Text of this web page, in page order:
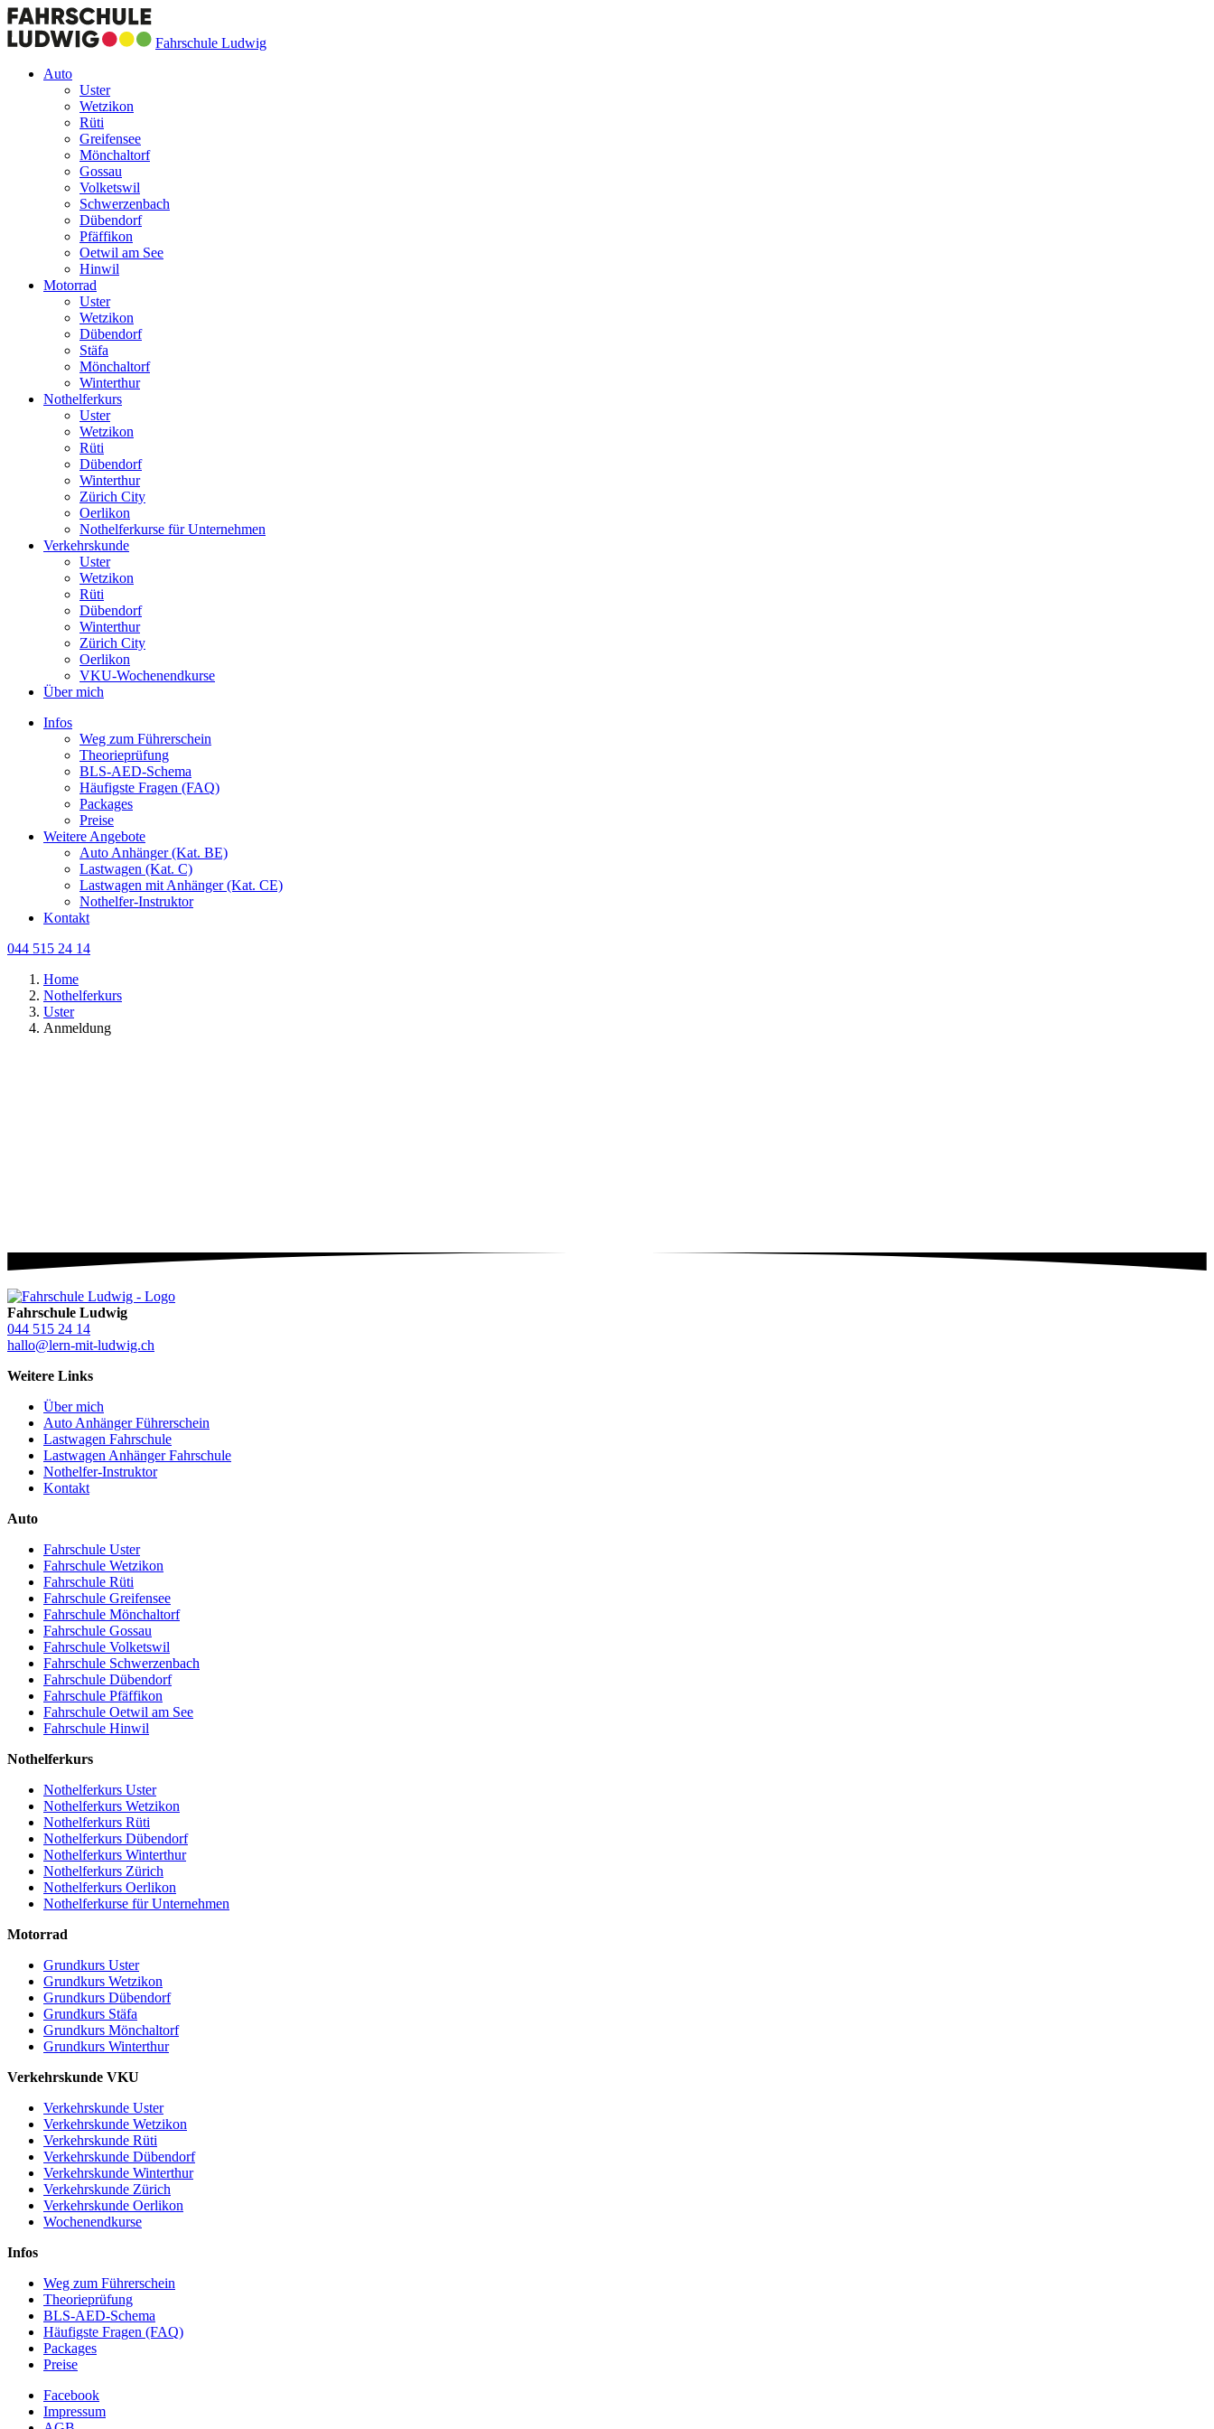
Fahrschule Ludwig
Auto
Uster
Wetzikon
Rüti
Greifensee
Mönchaltorf
Gossau
Volketswil
Schwerzenbach
Dübendorf
Pfäffikon
Oetwil am See
Hinwil
Motorrad
Uster
Wetzikon
Dübendorf
Stäfa
Mönchaltorf
Winterthur
Nothelferkurs
Uster
Wetzikon
Rüti
Dübendorf
Winterthur
Zürich City
Oerlikon
Nothelferkurse für Unternehmen
Verkehrskunde
Uster
Wetzikon
Rüti
Dübendorf
Winterthur
Zürich City
Oerlikon
VKU-Wochenendkurse
Über mich
Infos
Weg zum Führerschein
Theorieprüfung
BLS-AED-Schema
Häufigste Fragen (FAQ)
Packages
Preise
Weitere Angebote
Auto Anhänger (Kat. BE)
Lastwagen (Kat. C)
Lastwagen mit Anhänger (Kat. CE)
Nothelfer-Instruktor
Kontakt
044 515 24 14
Home
Nothelferkurs
Uster
Anmeldung
Fahrschule Ludwig
044 515 24 14
hallo@lern-mit-ludwig.ch
Weitere Links
Über mich
Auto Anhänger Führerschein
Lastwagen Fahrschule
Lastwagen Anhänger Fahrschule
Nothelfer-Instruktor
Kontakt
Auto
Fahrschule Uster
Fahrschule Wetzikon
Fahrschule Rüti
Fahrschule Greifensee
Fahrschule Mönchaltorf
Fahrschule Gossau
Fahrschule Volketswil
Fahrschule Schwerzenbach
Fahrschule Dübendorf
Fahrschule Pfäffikon
Fahrschule Oetwil am See
Fahrschule Hinwil
Nothelferkurs
Nothelferkurs Uster
Nothelferkurs Wetzikon
Nothelferkurs Rüti
Nothelferkurs Dübendorf
Nothelferkurs Winterthur
Nothelferkurs Zürich
Nothelferkurs Oerlikon
Nothelferkurse für Unternehmen
Motorrad
Grundkurs Uster
Grundkurs Wetzikon
Grundkurs Dübendorf
Grundkurs Stäfa
Grundkurs Mönchaltorf
Grundkurs Winterthur
Verkehrskunde VKU
Verkehrskunde Uster
Verkehrskunde Wetzikon
Verkehrskunde Rüti
Verkehrskunde Dübendorf
Verkehrskunde Winterthur
Verkehrskunde Zürich
Verkehrskunde Oerlikon
Wochenendkurse
Infos
Weg zum Führerschein
Theorieprüfung
BLS-AED-Schema
Häufigste Fragen (FAQ)
Packages
Preise
Facebook
Impressum